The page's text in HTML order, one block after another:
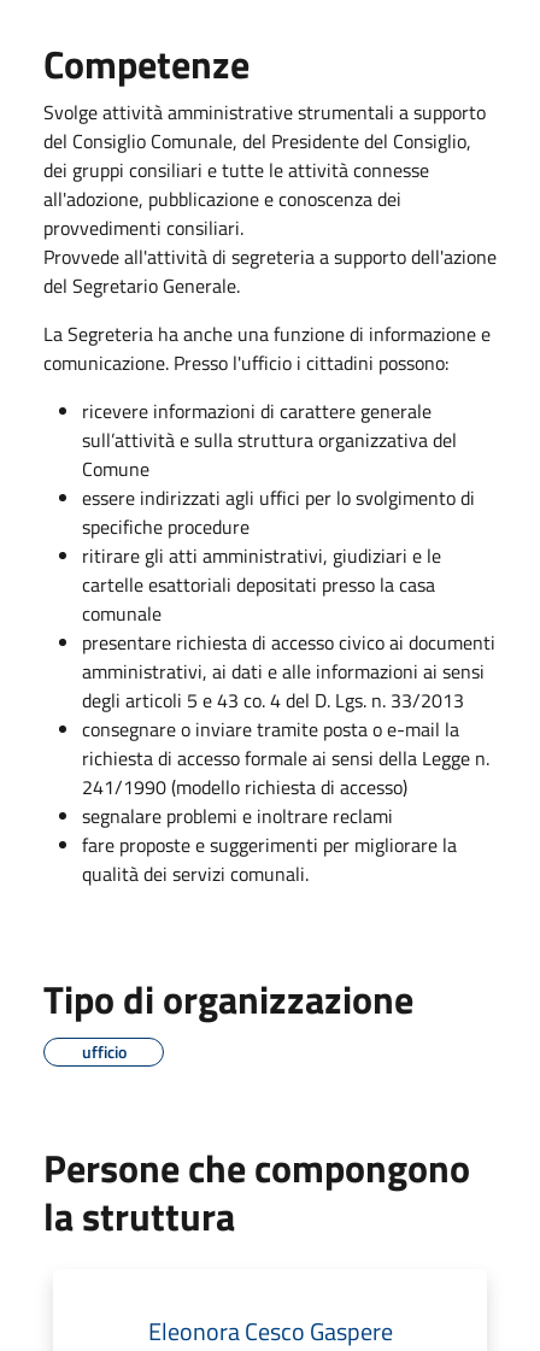
Competenze
Svolge attività amministrative strumentali a supporto
del Consiglio Comunale, del Presidente del Consiglio,
dei gruppi consiliari e tutte le attività connesse
all'adozione, pubblicazione e conoscenza dei
provvedimenti consiliari.
Provvede all'attività di segreteria a supporto dell'azione
del Segretario Generale.
La Segreteria ha anche una funzione di informazione e
comunicazione. Presso l'ufficio i cittadini possono:
ricevere informazioni di carattere generale
sull’attività e sulla struttura organizzativa del
Comune
essere indirizzati agli uffici per lo svolgimento di
specifiche procedure
ritirare gli atti amministrativi, giudiziari e le
cartelle esattoriali depositati presso la casa
comunale
presentare richiesta di accesso civico ai documenti
amministrativi, ai dati e alle informazioni ai sensi
degli articoli 5 e 43 co. 4 del D. Lgs. n. 33/2013
consegnare o inviare tramite posta o e-mail la
richiesta di accesso formale ai sensi della Legge n.
241/1990 (modello richiesta di accesso)
segnalare problemi e inoltrare reclami
fare proposte e suggerimenti per migliorare la
qualità dei servizi comunali.
Tipo di organizzazione
ufficio
Persone che compongono
la struttura
Eleonora Cesco Gaspere